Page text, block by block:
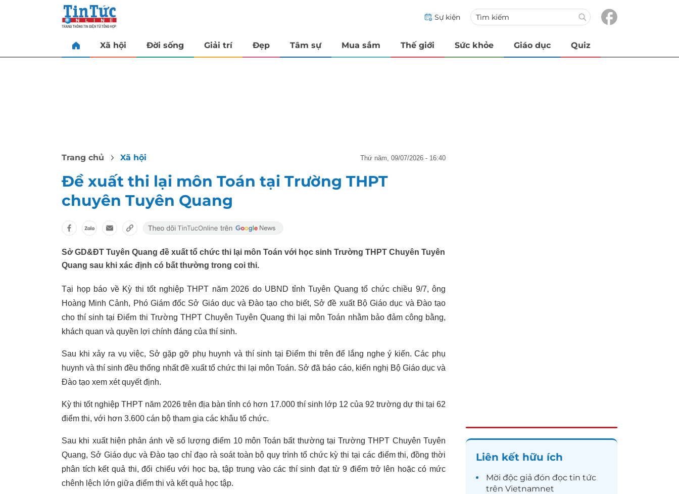
Sự kiện
Xã hội Đời sống Giải trí Đẹp Tâm sự Mua sắm Thế giới Sức khỏe Giáo dục Quiz
Trang chủ Xã hội thứ năm, 09/07/2026 - 16:40
Đề xuất thi lại môn Toán tại Trường THPT
chuyên Tuyên Quang
Sở GD&ĐT Tuyên Quang đề xuất tổ chức thi lại môn Toán với học sinh Trường THPT Chuyên Tuyên
Quang sau khi xác định có bất thường trong coi thi.
Tại họp báo về Kỳ thi tốt nghiệp THPT năm 2026 do UBND tỉnh Tuyên Quang tổ chức chiều 9/7, ông
Hoàng Minh Cảnh, Phó Giám đốc Sở Giáo dục và Đào tạo cho biết, Sở đề xuất Bộ Giáo dục và Đào tạo
cho thí sinh tại Điểm thi Trường THPT Chuyên Tuyên Quang thi lại môn Toán nhằm bảo đảm công bằng,
khách quan và quyền lợi chính đáng của thí sinh.
Sau khi xảy ra vụ việc, Sở gặp gỡ phụ huynh và thí sinh tại Điểm thi trên để lắng nghe ý kiến. Các phụ
huynh và thí sinh đều thống nhất đề xuất tổ chức thi lại môn Toán. Sở đã báo cáo, kiến nghị Bộ Giáo dục và
Đào tạo xem xét quyết định.
Kỳ thi tốt nghiệp THPT năm 2026 trên địa bàn tỉnh có hơn 17.000 thí sinh lớp 12 của 92 trường dự thi tại 62
điểm thi, với hơn 3.600 cán bộ tham gia các khâu tổ chức.
Sau khi xuất hiện phản ánh về số lượng điểm 10 môn Toán bất thường tại Trường THPT Chuyên Tuyên
Quang, Sở Giáo dục và Đào tạo chỉ đạo rà soát toàn bộ quy trình tổ chức kỳ thi tại các điểm thi, đồng thời
phân tích kết quả thi, đối chiếu với học bạ, tập trung vào các thí sinh đạt từ 9 điểm trở lên hoặc có mức
chênh lệch lớn giữa điểm thi và kết quả học tập.
Liên kết hữu ích
Mời độc giả đón đọc tin tức
trên Vietnamnet